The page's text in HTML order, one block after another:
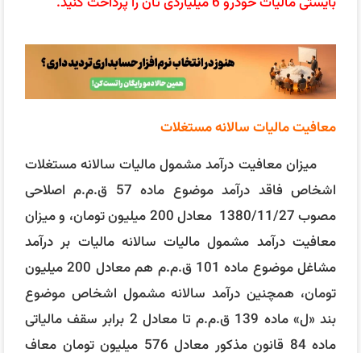
معافیت مالیات سالانه مستغلات
میزان معافیت درآمد مشمول مالیات سالانه مستغلات
اشخاص فاقد درآمد موضوع ماده 57 ق.م.م اصلاحی
مصوب 1380/11/27 معادل 200 میلیون تومان، و میزان
معافیت درآمد مشمول مالیات سالانه مالیات بر درآمد
مشاغل موضوع ماده 101 ق.م.م هم معادل 200 میلیون
تومان، همچنین درآمد سالانه مشمول اشخاص موضوع
بند «ل» ماده 139 ق.م.م تا معادل 2 برابر سقف مالیاتی
ماده 84 قانون مذکور معادل 576 میلیون تومان معاف